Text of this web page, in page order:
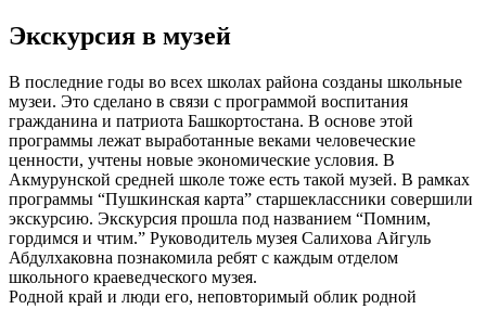
Экскурсия в музей
В последние годы во всех школах района созданы школьные
музеи. Это сделано в связи с программой воспитания
гражданина и патриота Башкортостана. В основе этой
программы лежат выработанные веками человеческие
ценности, учтены новые экономические условия. В
Акмурунской средней школе тоже есть такой музей. В рамках
программы “Пушкинская карта” старшеклассники совершили
экскурсию. Экскурсия прошла под названием “Помним,
гордимся и чтим.” Руководитель музея Салихова Айгуль
Абдулхаковна познакомила ребят с каждым отделом
школьного краеведческого музея.
Родной край и люди его, неповторимый облик родной